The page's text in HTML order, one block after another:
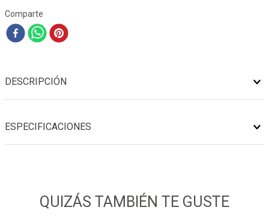
Comparte
DESCRIPCIÓN
ESPECIFICACIONES
QUIZÁS TAMBIÉN TE GUSTE